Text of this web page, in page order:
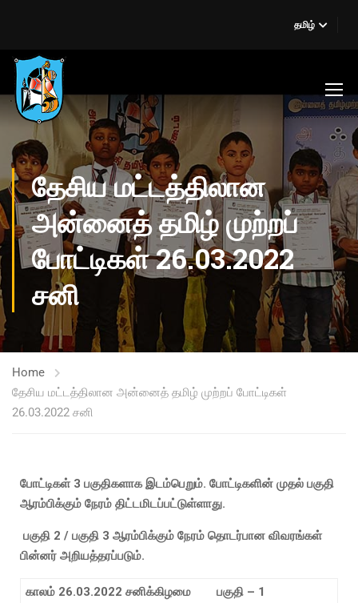
தமிழ்
தேசிய மட்டத்திலான
அன்னைத் தமிழ் முற்றப்
போட்டிகள் 26.03.2022
சனி
Home
தேசிய மட்டத்திலான அன்னைத் தமிழ் முற்றப் போட்டிகள்
26.03.2022 சனி
போட்டிகள்3 பகுதிகளாக இடம்பெறும். போட்டிகளின் முதல் பகுதி
ஆரம்பிக்கும் நேரம் திட்டமிடப்பட்டுள்ளாது.
பகுதி 2 / பகுதி 3 ஆரம்பிக்கும் நேரம் தொடர்பான விவரங்கள்
பின்னர் அறியத்தரப்படும்.
காலம் 26.03.2022 சனிக்கிழமை பகுதி – 1